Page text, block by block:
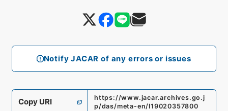
Notify JACAR of any errors or issues
Copy URI
https://www.jacar.archives.go.j
p/das/meta-en/I19020357800